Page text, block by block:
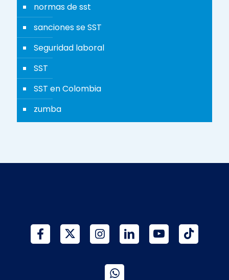
normas de sst
sanciones se SST
Seguridad laboral
SST
SST en Colombia
zumba